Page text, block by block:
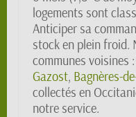
logements sont
Anticiper sa
stock en plein froid.
communes voisines :
Gazost, Bagnères-
collectés en
notre service.